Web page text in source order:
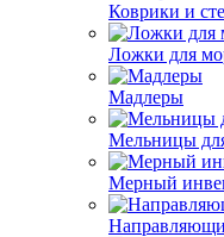
Коврики и
Ложки для
Мадлеры
Мельницы
Мерный